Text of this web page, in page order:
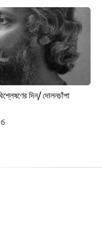
দিন/ দোলনচাঁপা